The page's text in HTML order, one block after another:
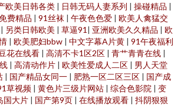
欧美日韩各类 | 日韩无码人妻系列 | 操碰精品 |
费精品 | 91丝袜 | 午夜色色爱 | 欧美人禽猛交
| 另类日韩欧美 | 草逼91 | 亚洲欧美久久精品 | 欧
| 欧美肥妇bbw | 中文字幕A片黄 | 91午夜福利
花在线看 | 高清不卡1区2区 | 青艹青青在线 |
| 高清动作片 | 欧美性爱成人二区 | 男人天堂
| 国产精品女同一 | 肥熟一区二区三区 | 国产成
草视频 | 黄色片三级片网站 | 综合色影院 | 变
国大片 | 国产第9页 | 在线播放观看 | 抖阴狠狠